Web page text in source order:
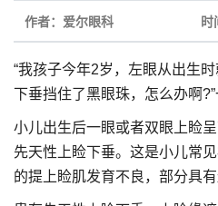
作者：爱尔眼科 时
“我孩子今年2岁，左眼从出生
下垂挡住了黑眼珠，怎么办啊
小儿出生后一眼或者双眼上睑
先天性上睑下垂。这是小儿常
的提上睑肌发育不良，部分具有